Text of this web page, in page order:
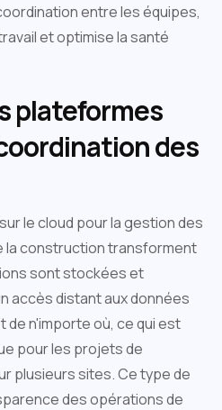
entre les équipes,
et optimise la santé
plateformes
des
le cloud pour la gestion des
la construction transforment
sont stockées et
accès distant aux données
n'importe où, ce qui est
pour les projets de
plusieurs sites. Ce type de
des opérations de